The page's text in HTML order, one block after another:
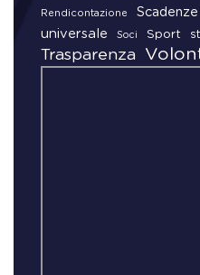
Rendicontazione Scadenze
universale
Soci Sport
Trasparenza